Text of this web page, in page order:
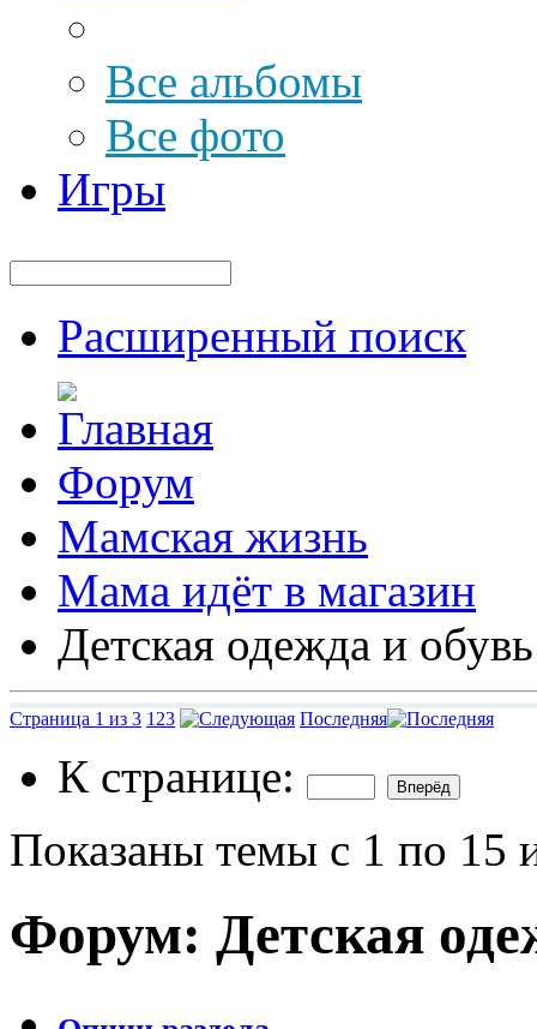
Все альбомы
Все фото
Игры
Расширенный поиск
Форум
Мамская жизнь
Мама идёт в магазин
Детская одежда и обувь
Страница 1 из 3 1 23 Последняя
К странице:
Показаны темы с 1 по 15
Форум: Детская